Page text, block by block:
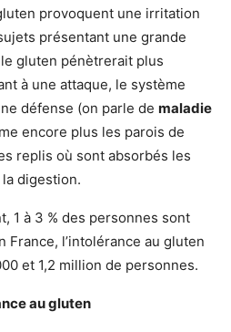
provoquent une irritation
présentant une grande
gluten pénètrerait plus
à une attaque, le système
défense (on parle de maladie
encore plus les parois de
replis où sont absorbés les
la digestion.
1 à 3 % des personnes sont
France, l’intolérance au gluten
et 1,2 million de personnes.
au gluten